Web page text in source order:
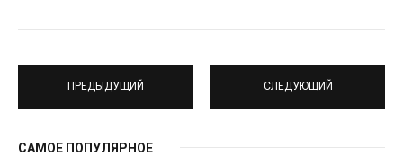
ПРЕДЫДУЩИЙ СЛЕДУЮЩИЙ
САМОЕ ПОПУЛЯРНОЕ